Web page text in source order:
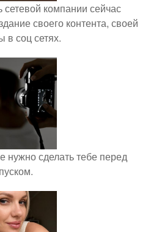
сетевой компании сейчас
своего контента, своей
в соц сетях.
нужно сделать тебе перед